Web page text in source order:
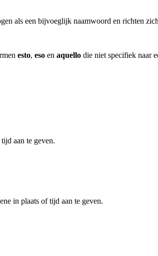
als een bijvoeglijk naamwoord en richten
esto, eso en aquello die niet specifiek naar
aan te geven.
in plaats of tijd aan te geven.